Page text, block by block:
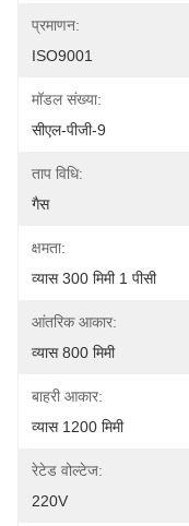
प्रमाणन:
ISO9001
मॉडल संख्या:
सीएल-पीजी-9
ताप विधि:
गैस
क्षमता:
व्यास 300 मिमी 1 पीसी
आंतरिक आकार:
व्यास 800 मिमी
बाहरी आकार:
व्यास 1200 मिमी
रेटेड वोल्टेज:
220V